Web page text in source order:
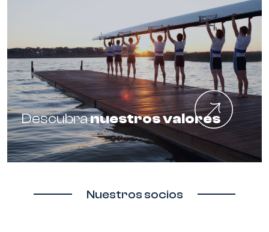
Descubranuestros valores
Nuestros socios